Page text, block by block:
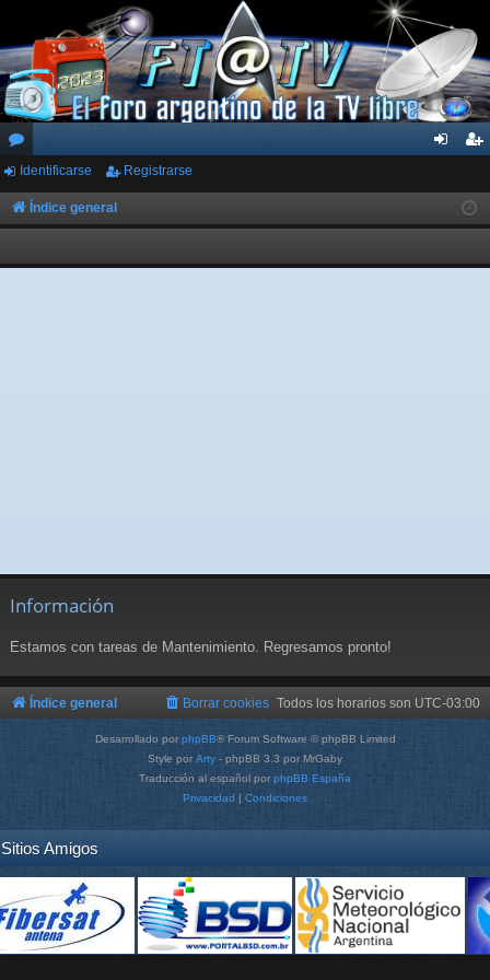
or
os
ar
ist
rs
Identificarse Registrarse
Índice general
Información
Estamos con tareas de Mantenimiento. Regresamos pronto!
Índice general Todos los horarios son UTC-03:00
Borrar cookies
Desarrollado por phpBB® Forum Software © phpBB Limited
Style por Arty - phpBB 3.3 por MrGaby
Traducción al español por phpBB España
Privacidad | Condiciones
Sitios Amigos